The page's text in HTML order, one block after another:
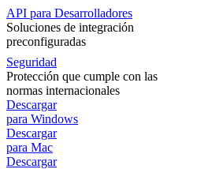
API para Desarrolladores
Soluciones de integración
preconfiguradas
Seguridad
Protección que cumple con las
normas internacionales
Descargar
para Windows
Descargar
para Mac
Descargar